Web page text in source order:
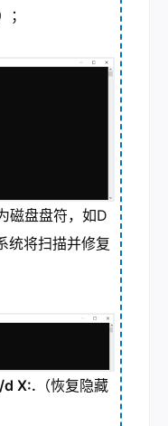
为磁盘盘符，如D
统将扫描并修复
X:. （恢复隐藏